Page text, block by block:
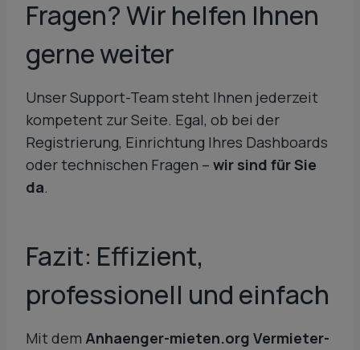
Fragen? Wir helfen Ihnen
gerne weiter
Unser Support-Team steht Ihnen jederzeit
kompetent zur Seite. Egal, ob bei der
Registrierung, Einrichtung Ihres Dashboards
oder technischen Fragen – wir sind für Sie
da.
Fazit: Effizient,
professionell und einfach
Mit dem Anhaenger-mieten.org Vermieter-